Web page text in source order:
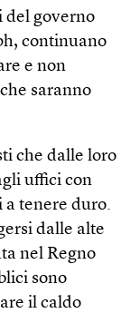
del governo
continuano
e non
saranno
che dalle loro
uffici con
a tenere duro.
dalle alte
nel Regno
sono
il caldo